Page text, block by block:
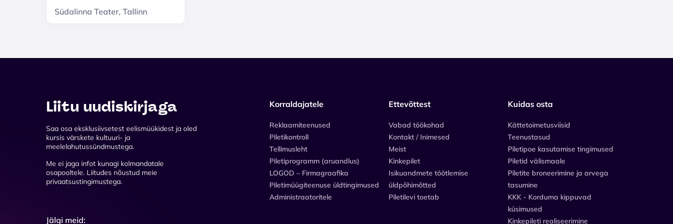
Südalinna Teater, Tallinn
Liitu uudiskirjaga
Saa osa eksklusiivsetest eelismüükidest ja oled
kursis värskete kultuuri- ja
meelelahutussündmustega.
Me ei jaga infot kunagi kolmandatale
osapooltele. Liitudes nõustud meie
privaatsustingimustega.
Jälgi meid:
Korraldajatele
Reklaamiteenused
Piletikontroll
Tellimusleht
Piletiprogramm (aruandlus)
LOGOD – Firmagraafika
Piletimüügiteenuse üldtingimused
Administraatoritele
Ettevõttest
Vabad töökohad
Kontakt / Inimesed
Meist
Kinkepilet
Isikuandmete töötlemise
üldpõhimõtted
Piletilevi toetab
Kuidas osta
Kättetoimetusviisid
Teenustasud
Piletipoe kasutamise tingimused
Piletid välismaale
Piletite broneerimine ja arvega
tasumine
KKK - Korduma kippuvad
küsimused
Kinkepileti realiseerimine